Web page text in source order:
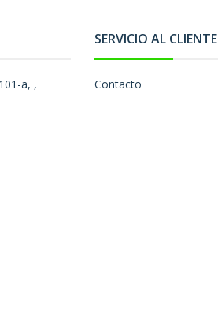
a, ,
SERVICIO AL CLIENTE
Contacto